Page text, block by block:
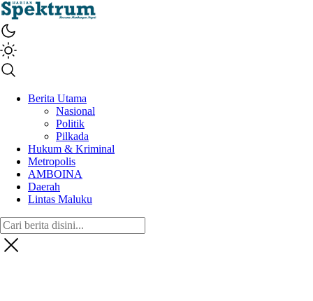
spektrumonline.com
Berita Utama
Nasional
Politik
Pilkada
Hukum & Kriminal
Metropolis
AMBOINA
Daerah
Lintas Maluku